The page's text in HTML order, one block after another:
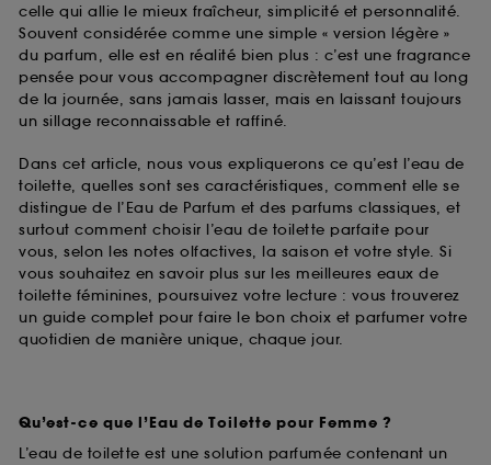
celle qui allie le mieux fraîcheur, simplicité et personnalité.
Souvent considérée comme une simple « version légère »
du parfum, elle est en réalité bien plus : c’est une fragrance
pensée pour vous accompagner discrètement tout au long
de la journée, sans jamais lasser, mais en laissant toujours
un sillage reconnaissable et raffiné.
Dans cet article, nous vous expliquerons ce qu’est l’eau de
toilette, quelles sont ses caractéristiques, comment elle se
distingue de l’Eau de Parfum et des parfums classiques, et
surtout comment choisir l’eau de toilette parfaite pour
vous, selon les notes olfactives, la saison et votre style. Si
vous souhaitez en savoir plus sur les meilleures eaux de
toilette féminines, poursuivez votre lecture : vous trouverez
un guide complet pour faire le bon choix et parfumer votre
quotidien de manière unique, chaque jour.
Qu’est-ce que l’Eau de Toilette pour Femme ?
L’eau de toilette est une solution parfumée contenant un